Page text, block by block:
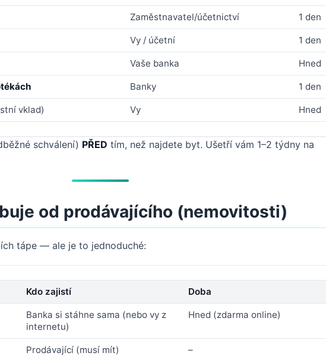
Zaměstnavatel/účetnictví 1 den
Vy / účetní 1 den
Vaše banka Hned
Banky 1 den
vklad) Vy Hned
schválení) PŘED tím, než najdete byt. Ušetří vám 1–2 týdny na
od prodávajícího (nemovitosti)
tápe — ale je to jednoduché:
Kdo zajistí Doba
Banka si stáhne sama (nebo vy z
internetu)
Hned (zdarma online)
Prodávající (musí mít) –